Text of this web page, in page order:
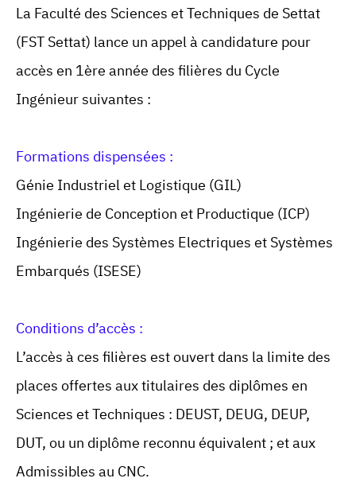
La Faculté des Sciences et Techniques de Settat
(FST Settat) lance un appel à candidature pour
accès en 1ère année des filières du Cycle
Ingénieur suivantes :
Formations dispensées :
Génie Industriel et Logistique (GIL)
Ingénierie de Conception et Productique (ICP)
Ingénierie des Systèmes Electriques et Systèmes
Embarqués (ISESE)
Conditions d’accès :
L’accès à ces filières est ouvert dans la limite des
places offertes aux titulaires des diplômes en
Sciences et Techniques : DEUST, DEUG, DEUP,
DUT, ou un diplôme reconnu équivalent ; et aux
Admissibles au CNC.